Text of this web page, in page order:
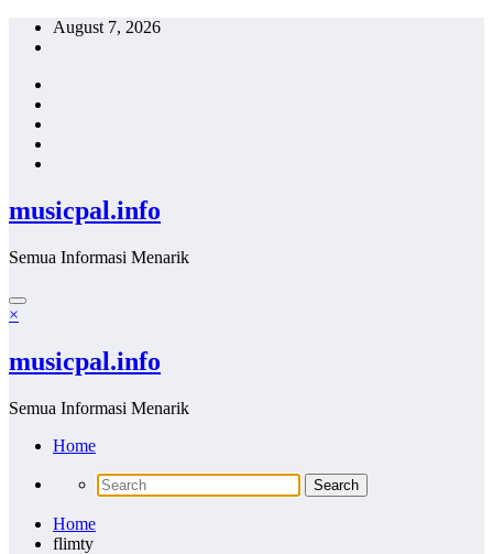
Skip
August 7, 2026
musicpal.info
Semua Informasi Menarik
×
musicpal.info
Semua Informasi Menarik
Home
Home
flimty